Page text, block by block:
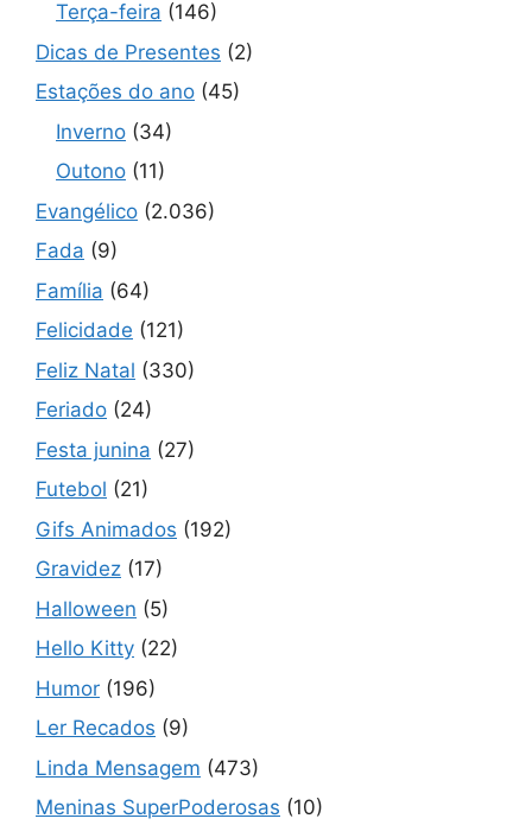
Terça-feira (146)
Dicas de Presentes (2)
Estações do ano (45)
Inverno (34)
Outono (11)
Evangélico (2.036)
Fada (9)
Família (64)
Felicidade (121)
Feliz Natal (330)
Feriado (24)
Festa junina (27)
Futebol (21)
Gifs Animados (192)
Gravidez (17)
Halloween (5)
Hello Kitty (22)
Humor (196)
Ler Recados (9)
Linda Mensagem (473)
Meninas SuperPoderosas (10)